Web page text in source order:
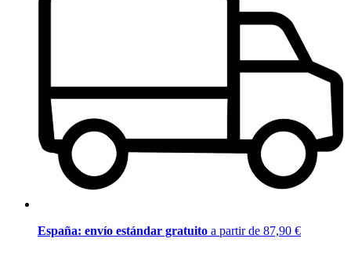
España: envío estándar gratuito a partir de 87,90 €